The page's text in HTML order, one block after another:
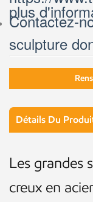
plus
Contactez-
sculpture
Détails Du
Les grandes
creux en